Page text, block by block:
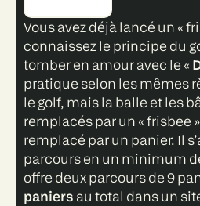
Vous avez déjà lancé un «
connaissez le principe du
tomber en amour avec le «
pratique selon les mêmes
le golf, mais la balle et les
remplacés par un « frisbee
remplacé par un panier. Il
parcours en un minimum
offre deux parcours de 9
paniers au total dans un